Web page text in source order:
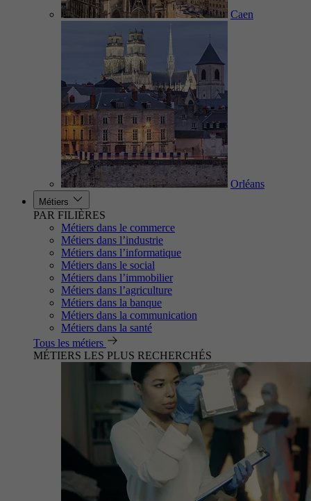
Caen
Orléans
Métiers
PAR FILIÈRES
Métiers dans le commerce
Métiers dans l’industrie
Métiers dans l’informatique
Métiers dans le social
Métiers dans l’immobilier
Métiers dans l’agriculture
Métiers dans la banque
Métiers dans la communication
Métiers dans la santé
Tous les métiers
MÉTIERS LES PLUS RECHERCHÉS